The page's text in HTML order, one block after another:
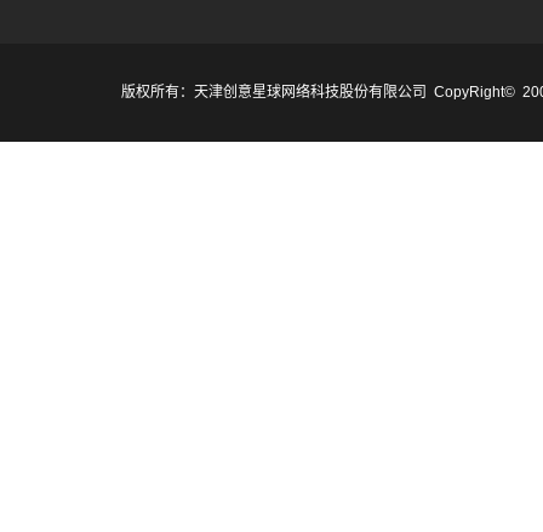
版权所有：天津创意星球网络科技股份有限公司 CopyRight©